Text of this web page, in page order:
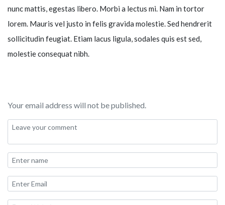
nunc mattis, egestas libero. Morbi a lectus mi. Nam in tortor
lorem. Mauris vel justo in felis gravida molestie. Sed hendrerit
sollicitudin feugiat. Etiam lacus ligula, sodales quis est sed,
molestie consequat nibh.
Your email address will not be published.